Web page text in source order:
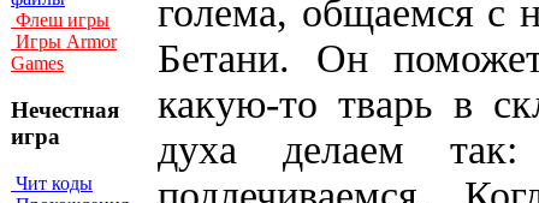
Флеш игры
Игры Armor
Games
Нечестная
игра
Чит коды
голема, общаемся с
Бетани. Он
какую-то тварь в
духа делаем